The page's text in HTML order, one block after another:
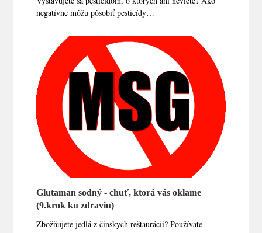
negatívne môžu pôsobiť pesticídy…
Glutaman sodný - chuť, ktorá vás oklame
(9.krok ku zdraviu)
Zbožňujete jedlá z čínskych reštaurácií? Používate